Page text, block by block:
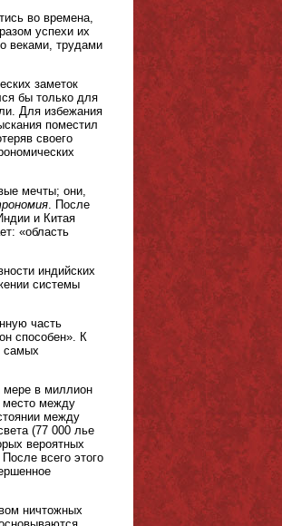
во времена,
успехи их
веками, трудами
заметок
бы только для
Для избежания
поместил
своего
мечты; они,
. После
и Китая
«область
индийских
системы
часть
способен». К
самых
мере в миллион
место между
между
(77 000 лье
вероятных
всего этого
ничтожных